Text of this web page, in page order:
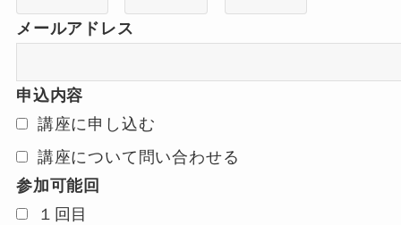
メールアドレス
申込内容
講座に申し込む
講座について問い合わせる
参加可能回
１回目